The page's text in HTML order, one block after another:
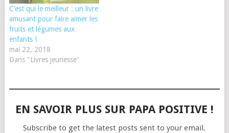
C’est qui le meilleur : un livre
amusant pour faire aimer les
fruits et légumes aux
enfants !
mai 22, 2018
Dans "Livres jeunesse"
EN SAVOIR PLUS SUR PAPA POSITIVE !
Subscribe to get the latest posts sent to your email.